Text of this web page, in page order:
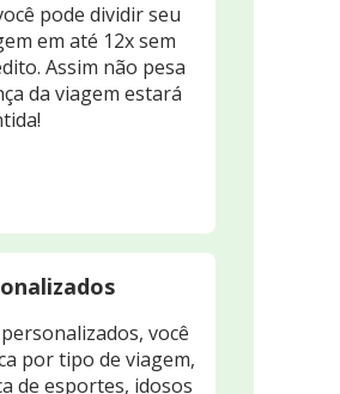
pode dividir seu
em até 12x sem
Assim não pesa
da viagem estará
você
por tipo de viagem,
de esportes, idosos